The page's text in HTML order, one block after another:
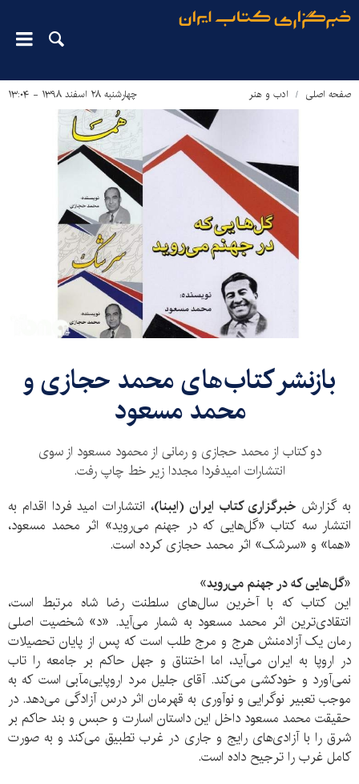
صفحه اصلی ادب و هنر چهارشنبه ۲۸ اسفند ۱۳۹۸ - ۱۳:۰۴
​باز‌نشر کتاب‌های محمد حجازی و
محمد مسعود
دو کتاب از محمد حجازی و رمانی از محمود مسعود از سوی
انتشارات امیدفردا مجددا زیر خط چاپ رفت.
به گزارش خبرگزاری کتاب ایران (ایبنا)، انتشارات امید فردا اقدام به
انتشار سه کتاب «گل‌هایی که در جهنم می‌روید» اثر محمد مسعود،
«هما» و «سرشک» اثر محمد حجازی کرده است.
«گل‌هایی که در جهنم می‌روید»
این کتاب که با آخرین سال‌های سلطنت رضا شاه مرتبط است،
انتقادی‌ترین اثر محمد مسعود به شمار می‌آید. «د» شخصیت اصلی
رمان یک آزادمنش هرج و مرج طلب است که پس از پایان تحصیلات
در اروپا به ایران می‌آید، اما اختناق و جهل حاکم بر جامعه را تاب
نمی‌آورد و خودکشی می‌کند. آقای جلیل مرد اروپایی‌مآبی است که به
موجب تعبیر نوگرایی و نوآوری به قهرمان اثر درس آزادگی می‌دهد. در
حقیقت محمد مسعود داخل این داستان اسارت و حبس و بند حاکم بر
شرق را با آزادی‌های رایج و جاری در غرب تطبیق می‌کند و به صورت
کامل غرب را ترجیح داده است.